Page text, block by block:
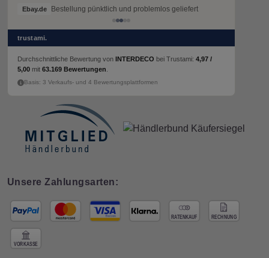
Ebay.de Bestellung pünktlich und problemlos geliefert
trustami.
Durchschnittliche Bewertung von INTERDECO bei Trustami: 4,97 /
5,00 mit 63.169 Bewertungen
Basis: 3 Verkaufs- und 4 Bewertungsplattformen
Unsere Zahlungsarten: